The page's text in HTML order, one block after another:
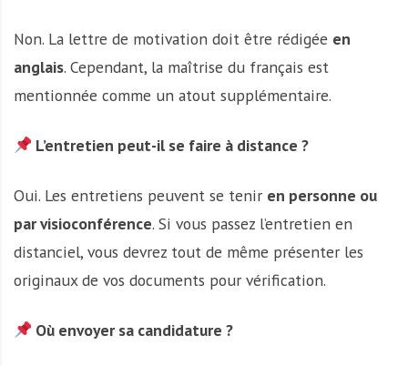
Non. La lettre de motivation doit être rédigée en
anglais. Cependant, la maîtrise du français est
mentionnée comme un atout supplémentaire.
L’entretien peut-il se faire à distance ?
Oui. Les entretiens peuvent se tenir en personne ou
par visioconférence. Si vous passez l’entretien en
distanciel, vous devrez tout de même présenter les
originaux de vos documents pour vérification.
Où envoyer sa candidature ?